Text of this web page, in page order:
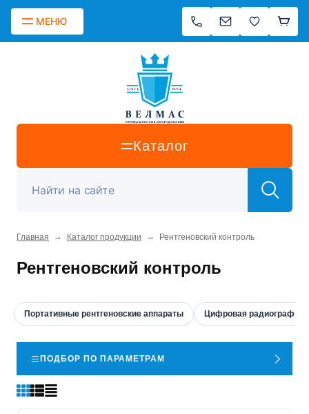
МЕНЮ
Каталог
Главная → Каталог продукции → Рентгеновский контроль
Рентгеновский контроль
Портативные рентгеновские аппараты Цифровая радиография
ПОДБОР ПО ПАРАМЕТРАМ